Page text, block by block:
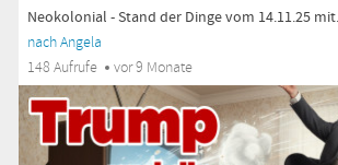
Neokolonial - Stand der Dinge vom 14.11.25
nach Angela
148 Aufrufe
vor 9 Monate